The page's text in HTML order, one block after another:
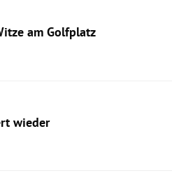
am Golfplatz
wieder